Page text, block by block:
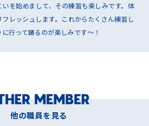
いを始めまして、その練習も楽しみです。体
レッシュします。これからたくさん練習し
行って踊るのが楽しみです〜！
他の職員を見る